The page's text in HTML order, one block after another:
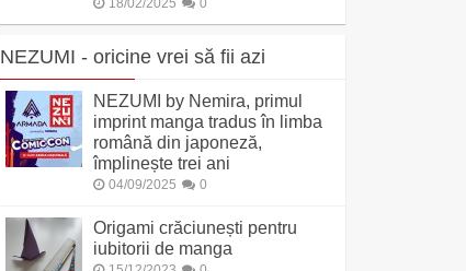
18/02/2025 0
NEZUMI - oricine vrei să fii azi
NEZUMI by Nemira, primul
imprint manga tradus în limba
română din japoneză,
împlinește trei ani
04/09/2025 0
Origami crăciunești pentru
iubitorii de manga